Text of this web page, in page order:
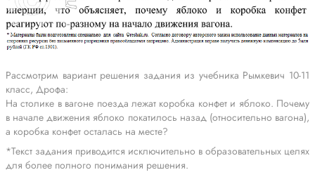
Рассмотрим вариант решения задания из учебника Рымкевич 10-11
класс, Дрофа:
На столике в вагоне поезда лежат коробка конфет и яблоко. Почему
в начале движения яблоко покатилось назад (относительно вагона),
а коробка конфет осталась на месте?
*Текст задания приводится исключительно в образовательных целях
для более полного понимания решения.